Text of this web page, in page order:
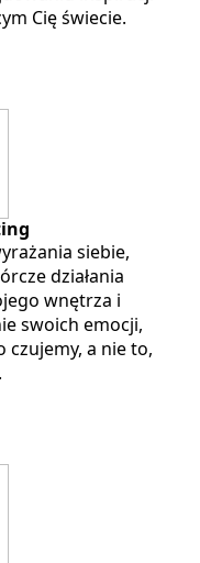
Cię świecie.
siebie,
działania
wnętrza i
swoich emocji,
czujemy, a nie to,